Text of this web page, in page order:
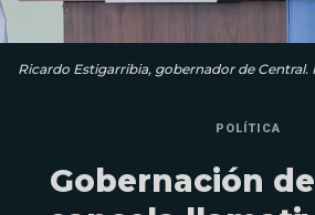
Ricardo Estigarribia, gobernador de Central.
POLÍTICA
Gobernación